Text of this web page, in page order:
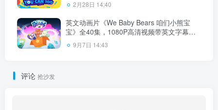
2月28日 14:40
英文动画片《We Baby Bears 咱们小熊宝
宝》全40集，1080P高清视频带英文字幕，
百度云网盘下载！
9月7日 14:43
评论 抢沙发